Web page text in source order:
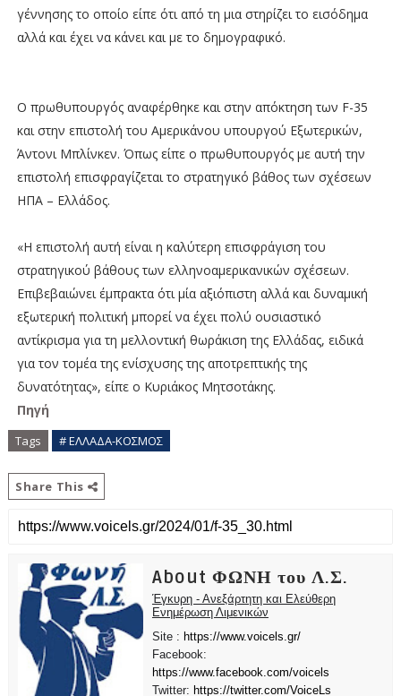
γέννησης το οποίο είπε ότι από τη μια στηρίζει το εισόδημα
αλλά και έχει να κάνει και με το δημογραφικό.
Ο πρωθυπουργός αναφέρθηκε και στην απόκτηση των F-35
και στην επιστολή του Αμερικάνου υπουργού Εξωτερικών,
Άντονι Μπλίνκεν. Όπως είπε ο πρωθυπουργός με αυτή την
επιστολή επισφραγίζεται το στρατηγικό βάθος των σχέσεων
ΗΠΑ – Ελλάδος.
«Η επιστολή αυτή είναι η καλύτερη επισφράγιση του
στρατηγικού βάθους των ελληνοαμερικανικών σχέσεων.
Επιβεβαιώνει έμπρακτα ότι μία αξιόπιστη αλλά και δυναμική
εξωτερική πολιτική μπορεί να έχει πολύ ουσιαστικό
αντίκρισμα για τη μελλοντική θωράκιση της Ελλάδας, ειδικά
για τον τομέα της ενίσχυσης της αποτρεπτικής της
δυνατότητας», είπε ο Κυριάκος Μητσοτάκης.
Πηγή
Tags # ΕΛΛΑΔΑ-ΚΟΣΜΟΣ
Share This
About ΦΩΝΗ του Λ.Σ.
Έγκυρη - Ανεξάρτητη και Ελεύθερη
Ενημέρωση Λιμενικών
Site : https://www.voicels.gr/
Facebook:
https://www.facebook.com/voicels
Twitter: https://twitter.com/VoiceLs